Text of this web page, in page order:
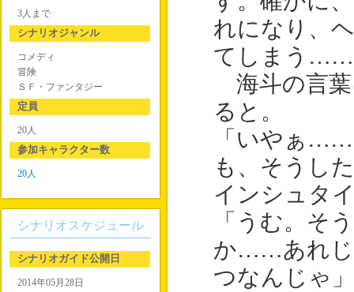
れになり、
てしまう……
海斗の言葉
ると。
「いやぁ
も、そうし
インシュタ
「うむ。そ
か……あれじ
つなんじゃ」
3人まで
シナリオジャンル
コメディ
冒険
ＳＦ・ファンタジー
定員
20人
参加キャラクター数
20人
シナリオスケジュール
シナリオガイド公開日
2014年05月28日